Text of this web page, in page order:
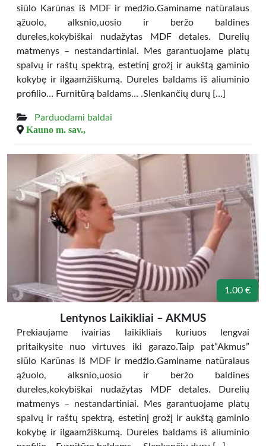
siūlo Karūnas iš MDF ir medžio.Gaminame natūralaus
ąžuolo, alksnio,uosio ir beržo baldines
dureles,kokybiškai nudažytas MDF detales. Durelių
matmenys – nestandartiniai. Mes garantuojame platų
spalvų ir raštų spektrą, estetinį grožį ir aukštą gaminio
kokybę ir ilgaamžiškumą. Dureles baldams iš aliuminio
profilio… Furnitūrą baldams… .Slenkančių durų […]
Parduodami baldai
Kauno m. sav.,
1.00 €
Lentynos Laikikliai – AKMUS
Prekiaujame ivairias laikikliais kuriuos lengvai
pritaikysite nuo virtuves iki garazo.Taip pat”Akmus”
siūlo Karūnas iš MDF ir medžio.Gaminame natūralaus
ąžuolo, alksnio,uosio ir beržo baldines
dureles,kokybiškai nudažytas MDF detales. Durelių
matmenys – nestandartiniai. Mes garantuojame platų
spalvų ir raštų spektrą, estetinį grožį ir aukštą gaminio
kokybę ir ilgaamžiškumą. Dureles baldams iš aliuminio